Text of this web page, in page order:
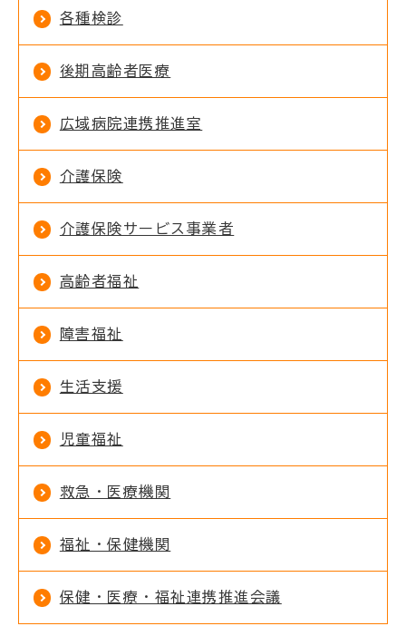
各種検診
後期高齢者医療
広域病院連携推進室
介護保険
介護保険サービス事業者
高齢者福祉
障害福祉
生活支援
児童福祉
救急・医療機関
福祉・保健機関
保健・医療・福祉連携推進会議